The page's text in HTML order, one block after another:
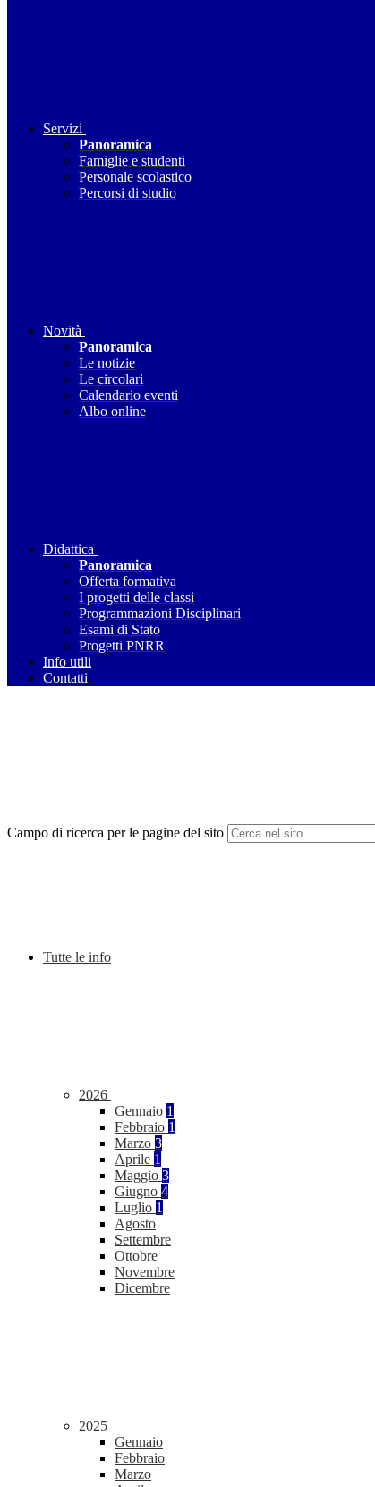
Servizi
Panoramica
Famiglie e studenti
Personale scolastico
Percorsi di studio
Novità
Panoramica
Le notizie
Le circolari
Calendario eventi
Albo online
Didattica
Panoramica
Offerta formativa
I progetti delle classi
Programmazioni Disciplinari
Esami di Stato
Progetti PNRR
Info utili
Contatti
Campo di ricerca per le pagine del sito
Tutte le info
2026
Gennaio 1
Febbraio 1
Marzo 3
Aprile 1
Maggio 3
Giugno 4
Luglio 1
Agosto
Settembre
Ottobre
Novembre
Dicembre
2025
Gennaio
Febbraio
Marzo